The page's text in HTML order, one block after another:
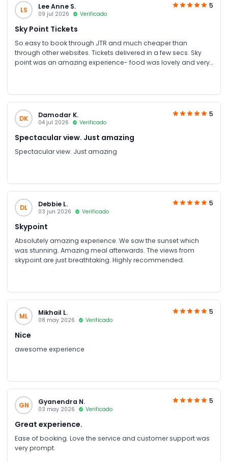
LS Lee Anne S.
09 jul 2026 Verificado
5
Sky Point Tickets
So easy to book through JTR and much cheaper than
through other websites. Tickets delivered in a few secs. Sky
point was an amazing experience- food was lovely and very
DK Damodar K.
04 jul 2026 Verificado
5
Spectacular view. Just amazing
Spectacular view. Just amazing
DL Debbie L.
03 jun 2026 Verificado
5
Skypoint
Absolutely amazing experience. We saw the sunset which
was stunning. Amazing meal afterwards. The views from
skypoint are just breathtaking. Highly recommended.
ML Mikhail L.
08 may 2026 Verificado
5
Nice
awesome experience
GN Gyanendra N.
03 may 2026 Verificado
5
Great experience.
Ease of booking. Love the service and customer support was
very prompt.